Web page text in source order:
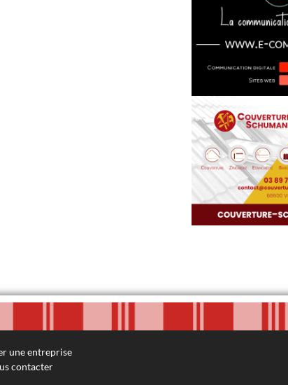
une entreprise
contacter